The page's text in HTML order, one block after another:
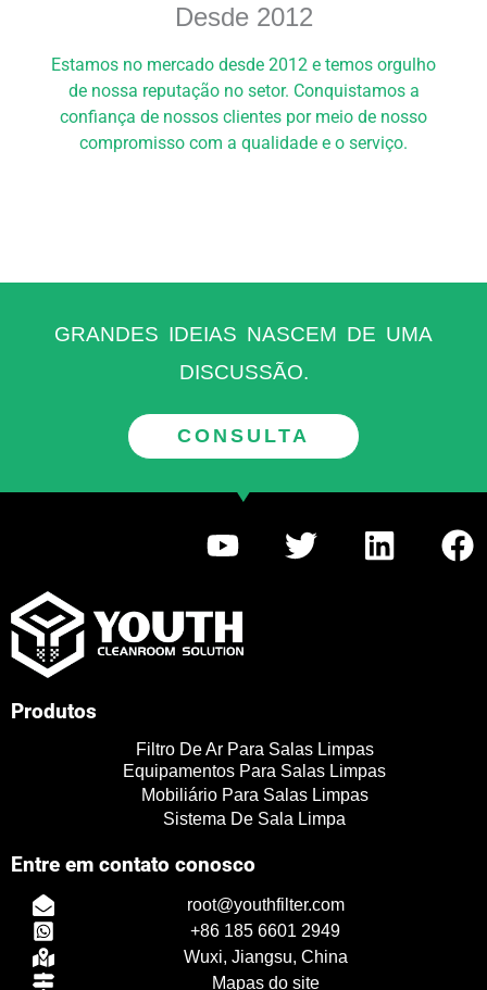
Desde 2012
Estamos no mercado desde 2012 e temos orgulho
de nossa reputação no setor. Conquistamos a
confiança de nossos clientes por meio de nosso
compromisso com a qualidade e o serviço.
GRANDES IDEIAS NASCEM DE UMA
DISCUSSÃO.
CONSULTA
Y
o
t
u
T
w
L
i
n
F
a
Produtos
Filtro De Ar Para Salas Limpas
Equipamentos Para Salas Limpas
Mobiliário Para Salas Limpas
Sistema De Sala Limpa
Entre em contato conosco
root@youthfilter.com
+86 185 6601 2949
Wuxi, Jiangsu, China
Mapas do site
PL